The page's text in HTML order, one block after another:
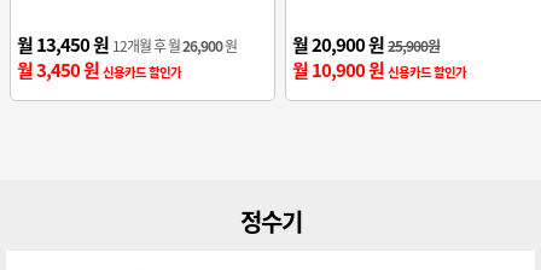
월 13,450 원 12개월 후 월26,900원
월 3,450 원신용카드 할인가
월 20,900 원 25,900원
월 10,900 원신용카드 할인가
정수기